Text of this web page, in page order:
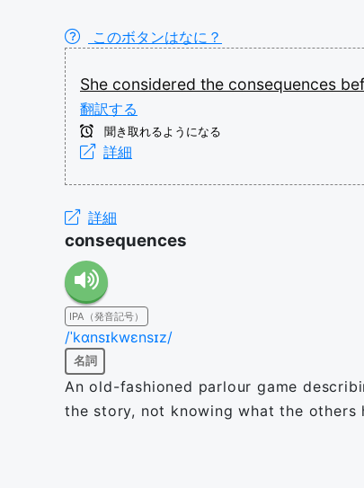
このボタンはなに？
She considered the consequences
翻訳する
聞き取れるようになる
詳細
詳細
consequences
IPA（発音記号）
/ˈkɑnsɪkwɛnsɪz/
名詞
An old-fashioned parlour game
the story, not knowing what the others